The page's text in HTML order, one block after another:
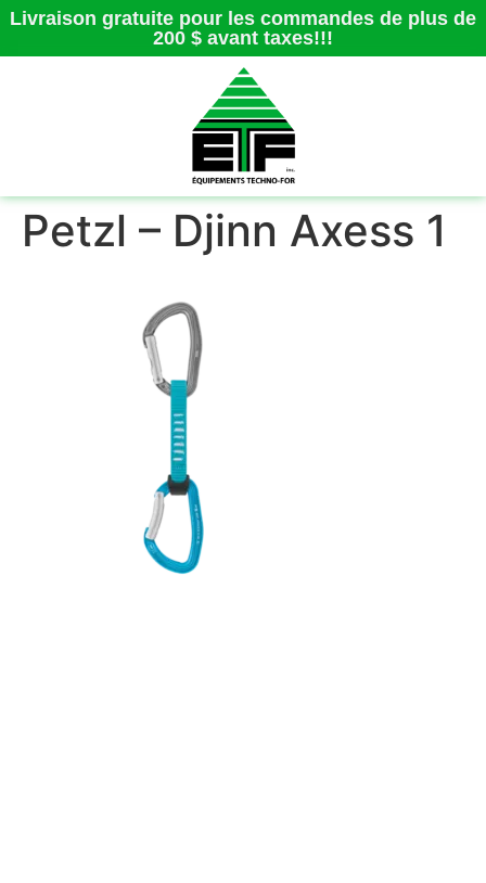
Livraison gratuite pour les commandes de plus de
200 $ avant taxes!!!
Petzl – Djinn Axess 1